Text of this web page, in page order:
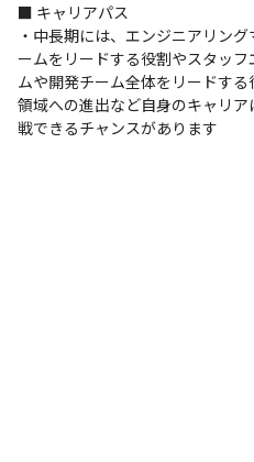
現場で選択可能（Windows/Mac）
■ キャリアパス
・中長期には、エンジニアリン
ームをリードする役割やスタッ
ムや開発チーム全体をリードす
領域への進出など自身のキャリ
戦できるチャンスがあります